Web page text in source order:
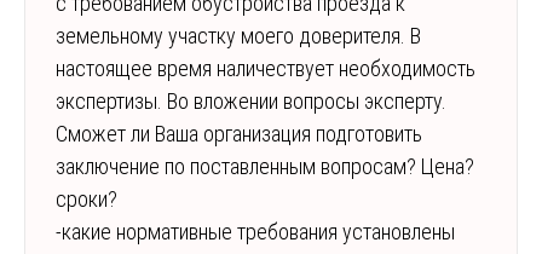
земельному участку моего доверителя. В
настоящее время наличествует необходимость
экспертизы. Во вложении вопросы эксперту.
Сможет ли Ваша организация подготовить
заключение по поставленным вопросам? Цена?
сроки?
-какие нормативные требования установлены